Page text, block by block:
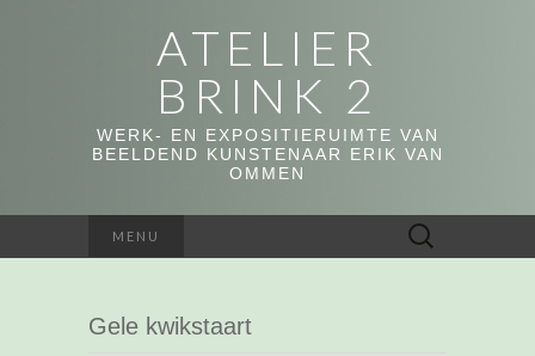
ATELIER
BRINK 2
WERK- EN EXPOSITIERUIMTE VAN
BEELDEND KUNSTENAAR ERIK VAN
OMMEN
MENU
Zoeken
naar:
Gele kwikstaart